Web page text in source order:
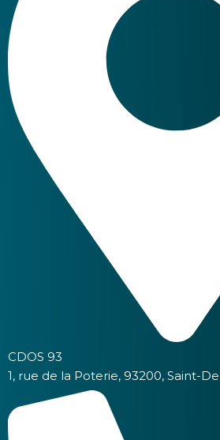
CDOS 93
1, rue de la Poterie, 93200, Saint-